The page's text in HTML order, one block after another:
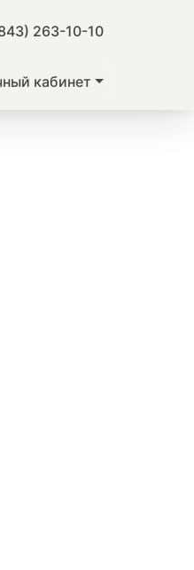
263-10-10
кабинет